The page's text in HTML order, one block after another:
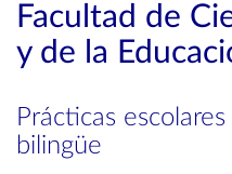
Facultad de
y de la
Prácticas
bilingüe